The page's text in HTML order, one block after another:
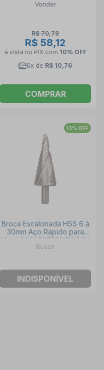
Fibrocimento 5344064011
Vonder
R$ 70,78
R$ 58,12
à vista no PIX com 10% OFF
6x de R$ 10,76
COMPRAR
13% OFF
Broca Escalonada HSS 6 à
30mm Aço Rápido para
Metal 2608597520 BOSCH
Bosch
INDISPONÍVEL